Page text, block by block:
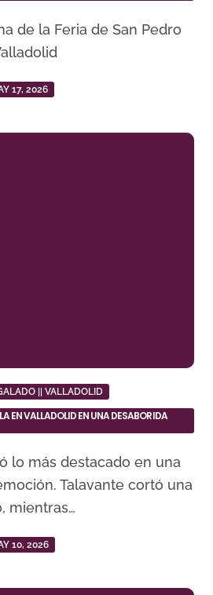
17, 2026
|| VALLADOLID
EN VALLADOLID EN UNA DESABORIDA
Talavante cortó una
mientras…
10, 2026